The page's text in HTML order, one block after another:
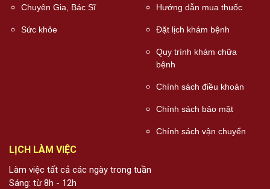
Chuyên Gia, Bác Sĩ
Sức khỏe
Hướng dẫn mua thuốc
Đặt lịch khám bệnh
Quy trình khám chữa
bệnh
Chính sách điều khoản
Chính sách bảo mật
Chính sách vận chuyển
LỊCH LÀM VIỆC
Làm việc tất cả các ngày trong tuần
Sáng: từ 8h - 12h